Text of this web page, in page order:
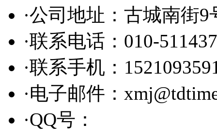
·公司地址：古城南街
·联系电话：010-
·联系手机：
·电子邮件：
·QQ号：